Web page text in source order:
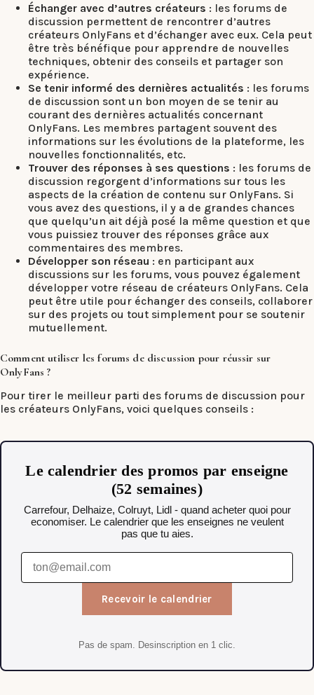
Échanger avec d’autres créateurs : les forums de
discussion permettent de rencontrer d’autres
créateurs OnlyFans et d’échanger avec eux. Cela peut
être très bénéfique pour apprendre de nouvelles
techniques, obtenir des conseils et partager son
expérience.
Se tenir informé des dernières actualités : les forums
de discussion sont un bon moyen de se tenir au
courant des dernières actualités concernant
OnlyFans. Les membres partagent souvent des
informations sur les évolutions de la plateforme, les
nouvelles fonctionnalités, etc.
Trouver des réponses à ses questions : les forums de
discussion regorgent d’informations sur tous les
aspects de la création de contenu sur OnlyFans. Si
vous avez des questions, il y a de grandes chances
que quelqu’un ait déjà posé la même question et que
vous puissiez trouver des réponses grâce aux
commentaires des membres.
Développer son réseau : en participant aux
discussions sur les forums, vous pouvez également
développer votre réseau de créateurs OnlyFans. Cela
peut être utile pour échanger des conseils, collaborer
sur des projets ou tout simplement pour se soutenir
mutuellement.
Comment utiliser les forums de discussion pour réussir sur
OnlyFans ?
Pour tirer le meilleur parti des forums de discussion pour
les créateurs OnlyFans, voici quelques conseils :
Le calendrier des promos par enseigne
(52 semaines)
Carrefour, Delhaize, Colruyt, Lidl - quand acheter quoi pour
economiser. Le calendrier que les enseignes ne veulent
pas que tu aies.
Recevoir le calendrier
Pas de spam. Desinscription en 1 clic.